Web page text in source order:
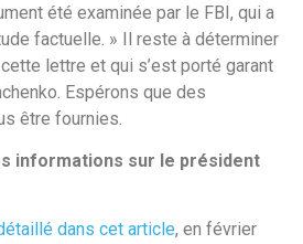
été examinée par le FBI, qui a
factuelle. » Il reste à déterminer
lettre et qui s’est porté garant
Espérons que des
être fournies.
informations sur le président
dans cet article, en février